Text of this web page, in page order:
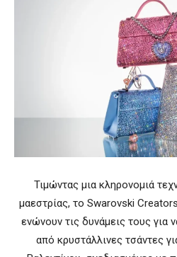
Τιμώντας μια κληρονομιά
μαεστρίας, το Swarovski
ενώνουν τις δυνάμεις τους για
από κρυστάλλινες τσάντες